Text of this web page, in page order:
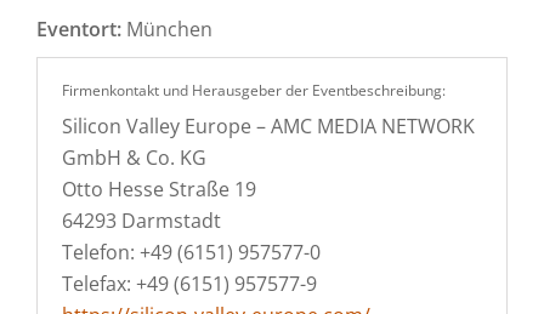
Eventort: München
Firmenkontakt und Herausgeber der Eventbeschreibung:
Silicon Valley Europe – AMC MEDIA NETWORK
GmbH & Co. KG
Otto Hesse Straße 19
64293 Darmstadt
Telefon: +49 (6151) 957577-0
Telefax: +49 (6151) 957577-9